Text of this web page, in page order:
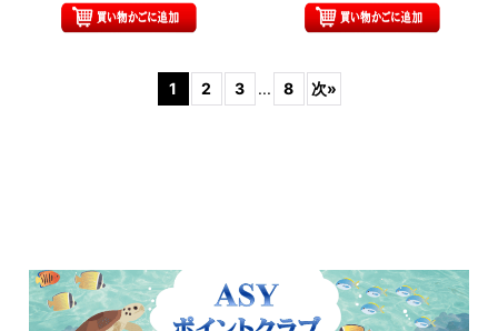
1 2 3 ... 8 次»